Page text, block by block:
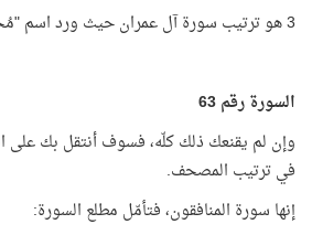
3 هو ترتيب سورة آل عمران حيث ورد اسم "مُحمَّد" لأوّل مرّة!
السورة رقم 63
في ترتيب المصحف.
إنها سورة المنافقون، فتأمّل مطلع السورة: